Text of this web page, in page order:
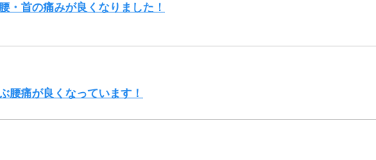
・首の痛みが良くなりました！
腰痛が良くなっています！